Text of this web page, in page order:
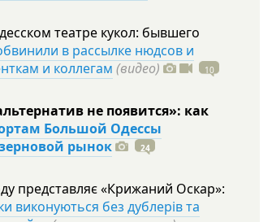
театре кукол: бывшего
в рассылке нюдсов и
и коллегам (видео) 10
не появится»: как
Большой Одессы
рынок
24
представляє «Крижаний Оскар»:
виконуються без дублерів та